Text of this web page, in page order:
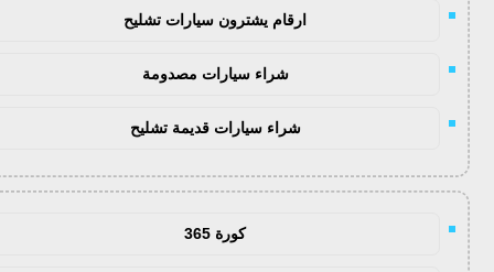
ارقام يشترون سيارات تشليح
شراء سيارات مصدومة
شراء سيارات قديمة تشليح
كورة 365